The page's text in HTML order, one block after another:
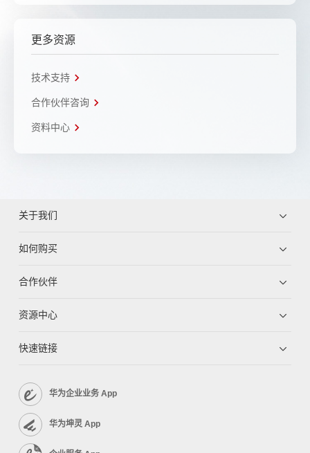
更多资源
技术支持
合作伙伴咨询
资料中心
关于我们
如何购买
合作伙伴
资源中心
快速链接
华为企业业务 App
华为坤灵 App